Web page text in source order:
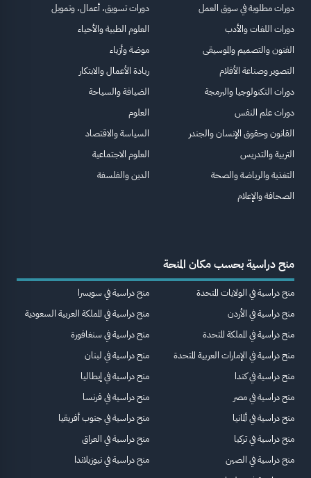
دورات مطلوبة في سوق العمل
دورات اللغات والأدب
الفنون والتصميم والموسيقى
التصوير وصناعة الأفلام
دورات التكنولوجيا والبرمجة
دورات علم النفس
القانون وحقوق الإنسان والجندر
التربية والتدريس
التغذية والرياضة والصحة
الصحافة والإعلام
دورات تسويق، أعمال، وتمويل
العلوم الطبية والأحياء
موضة وأزياء
ريادة الأعمال والابتكار
الضيافة والسياحة
العلوم
السياسة والاقتصاد
العلوم الاجتماعية
الدين والفلسفة
منح دراسية بحسب مكان المنحة
منح دراسية في الولايات المتحدة
منح دراسية في الأردن
منح دراسية في المملكة المتحدة
منح دراسية في الإمارات العربية المتحدة
منح دراسية في كندا
منح دراسية في مصر
منح دراسية في ألمانيا
منح دراسية في تركيا
منح دراسية في الصين
منح دراسية في سويسرا
منح دراسية في المملكة العربية السعودية
منح دراسية في سنغافورة
منح دراسية في لبنان
منح دراسية في إيطاليا
منح دراسية في فرنسا
منح دراسية في جنوب أفريقيا
منح دراسية في العراق
منح دراسية في نيوزيلاندا